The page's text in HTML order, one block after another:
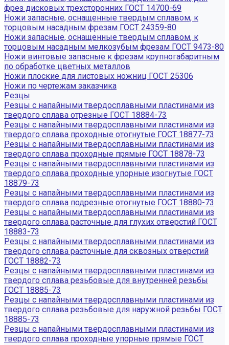
фрез дисковых трехсторонних ГОСТ 14700-69
Ножи запасные, оснащенные твердым сплавом, к
торцовым насадным фрезам ГОСТ 24359-80
Ножи запасные, оснащенные твердым сплавом, к
торцовым насадным мелкозубым фрезам ГОСТ 9473-80
Ножи винтовые запасные к фрезам крупногабаритным
по обработке цветных металлов
Ножи плоские для листовых ножниц ГОСТ 25306
Ножи по чертежам заказчика
Резцы
Резцы с напайными твердосплавными пластинами из
твердого сплава отрезные ГОСТ 18884-73
Резцы с напайными твердосплавными пластинами из
твердого сплава проходные отогнутые ГОСТ 18877-73
Резцы с напайными твердосплавными пластинами из
твердого сплава проходные прямые ГОСТ 18878-73
Резцы с напайными твердосплавными пластинами из
твердого сплава проходные упорные изогнутые ГОСТ
18879-73
Резцы с напайными твердосплавными пластинами из
твердого сплава подрезные отогнутые ГОСТ 18880-73
Резцы с напайными твердосплавными пластинами из
твердого сплава расточные для глухих отверстий ГОСТ
18883-73
Резцы с напайными твердосплавными пластинами из
твердого сплава расточные для сквозных отверстий
ГОСТ 18882-73
Резцы с напайными твердосплавными пластинами из
твердого сплава резьбовые для внутренней резьбы
ГОСТ 18885-73
Резцы с напайными твердосплавными пластинами из
твердого сплава резьбовые для наружной резьбы ГОСТ
18885-73
Резцы с напайными твердосплавными пластинами из
твердого сплава проходные упорные прямые ГОСТ